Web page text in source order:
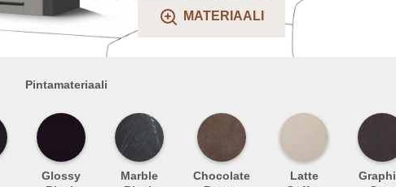
MATERIAALI
Pintamateriaali
Glossy
Marble
Chocolate
Latte